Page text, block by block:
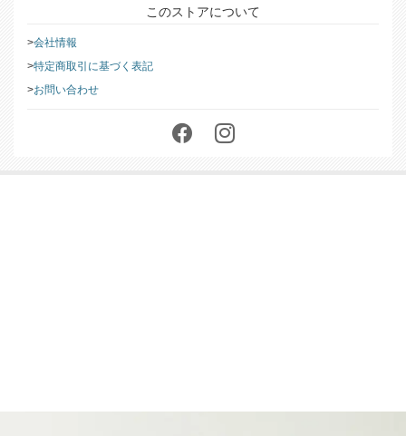
このストアについて
会社情報
特定商取引に基づく表記
お問い合わせ